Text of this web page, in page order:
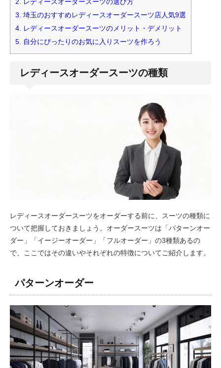
2. レディースオーダースーツの選び方
3. 埼玉のおすすめレディースオーダースーツ店人気9選
4. レディースオーダースーツのメリット・デメリット
5. 自分にぴったりのお気に入りスーツを作ろう
レディースオーダースーツの種類
レディースオーダースーツをオーダーする前に、スーツの種類に
ついて把握しておきましょう。オーダースーツは「パターンオー
ダー」「イージーオーダー」「フルオーダー」の3種類あるの
で、ここではその違いやそれぞれの特徴についてご紹介します。
パターンオーダー